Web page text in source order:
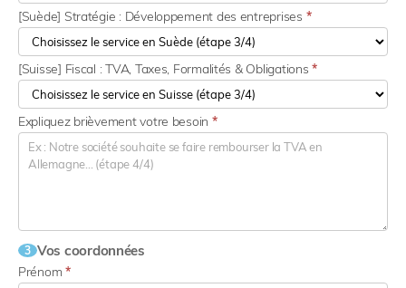
[Suède] Stratégie : Développement des entreprises *
[Suisse] Fiscal : TVA, Taxes, Formalités & Obligations*
Expliquez brièvement votre besoin *
3 Vos coordonnées
Prénom*